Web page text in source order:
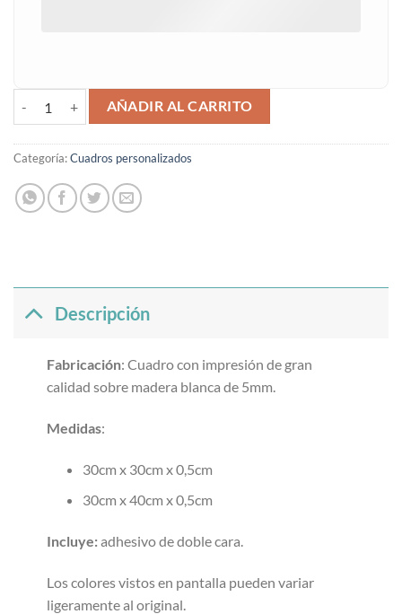
Elefante en globo cantidadAÑADIR AL CARRITO
Categoría:Cuadros personalizados
Descripción
Fabricación: Cuadro con impresión de gran
calidad sobre madera blanca de 5mm.
Medidas:
30cm x 30cm x 0,5cm
30cm x 40cm x 0,5cm
Incluye:adhesivo de doble cara.
Los colores vistos en pantalla pueden variar
ligeramente al original.